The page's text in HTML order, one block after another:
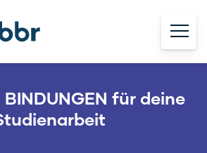
für deine